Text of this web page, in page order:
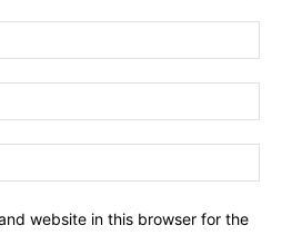
website in this browser for the